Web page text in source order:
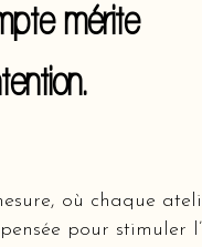
mérite
où chaque
pour stimuler